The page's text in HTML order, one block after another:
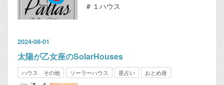
# １ハウス
2024-08-01
太陽が乙女座のSolarHouses
ハウス その他 ソーラーハウス 星占い おとめ座